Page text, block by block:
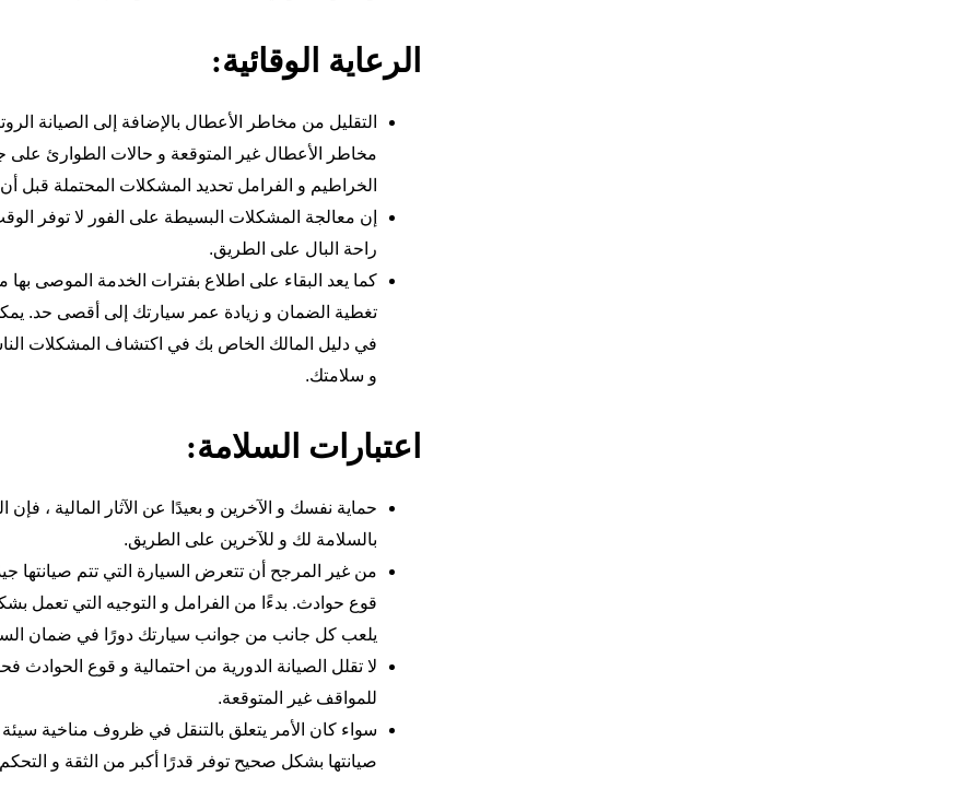
الرعاية الوقائية:
التقليل من مخاطر الأعطال بالإضافة إلى الصيانة
مخاطر الأعطال غير المتوقعة و حالات الطوارئ
الخراطيم و الفرامل تحديد المشكلات المحتملة قبل
إن معالجة المشكلات البسيطة على الفور لا توفر
راحة البال على الطريق.
كما يعد البقاء على اطلاع بفترات الخدمة الموصى
تغطية الضمان و زيادة عمر سيارتك إلى أقصى حد.
في دليل المالك الخاص بك في اكتشاف المشكلات
و سلامتك.
اعتبارات السلامة:
حماية نفسك و الآخرين و بعيدًا عن الآثار المالية ،
بالسلامة لك و للآخرين على الطريق.
من غير المرجح أن تتعرض السيارة التي تتم صيانتها
قوع حوادث. بدءًا من الفرامل و التوجيه التي تعمل
يلعب كل جانب من جوانب سيارتك دورًا في ضمان
لا تقلل الصيانة الدورية من احتمالية و قوع الحوادث
للمواقف غير المتوقعة.
سواء كان الأمر يتعلق بالتنقل في ظروف مناخية
صيانتها بشكل صحيح توفر قدرًا أكبر من الثقة و